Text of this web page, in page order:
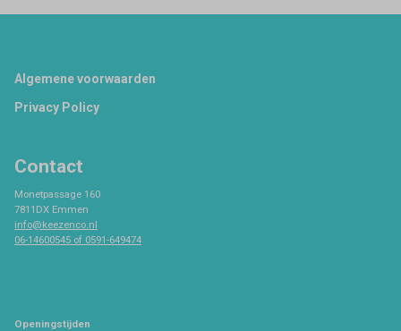
Footer
Algemene voorwaarden
Privacy Policy
Contact
Monetpassage 160
7811DX Emmen
info@keezenco.nl
06-14600545 of 0591-649474
Openingstijden